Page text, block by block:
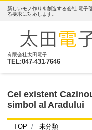
新しいモノ作りを創造する会社 電子
る要求に対応します。
有限会社太田電子
TEL:047-431-7646
Cel existent
simbol al Aradului
TOP
未分類